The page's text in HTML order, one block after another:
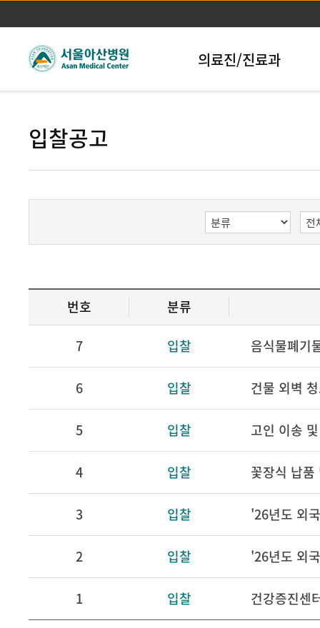
본문바로가기
의료진/진료과
입찰공고
번호 분류
7 입찰 음식물폐기
6 입찰 건물 외벽
5 입찰 고인 이송
4 입찰 꽃장식 납품
3 입찰 '26년도 외
2 입찰
1 입찰 건강증진센